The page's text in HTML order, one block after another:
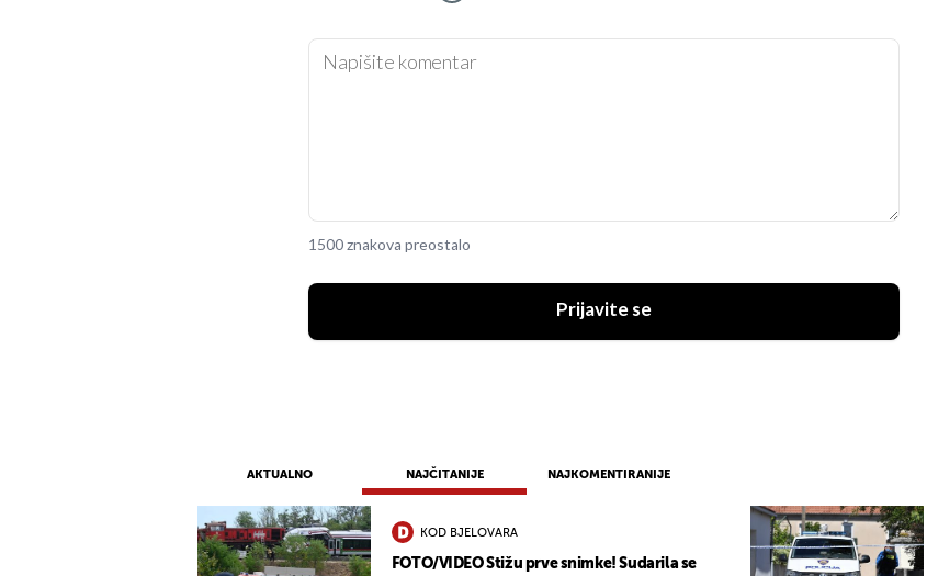
1500 znakova preostalo
Prijavite se
AKTUALNO NAJČITANIJE NAJKOMENTIRANIJE
KOD BJELOVARA
FOTO/VIDEO Stižu prve snimke! Sudarila se